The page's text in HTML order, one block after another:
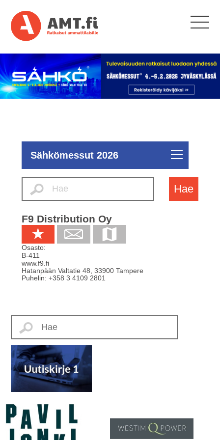
Sähkömessut 2026
Hae
F9 Distribution Oy
Osasto:
B-411
www.f9.fi
Hatanpään Valtatie 48 33900 Tampere
Puhelin: +358 3 4109 2801